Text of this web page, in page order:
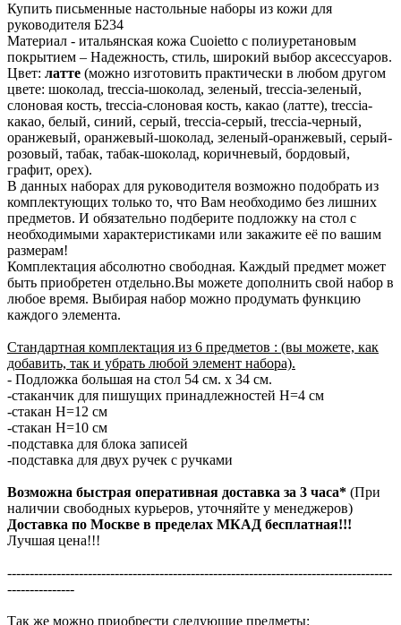
Купить письменные настольные наборы из кожи для
руководителя Б234
Материал - итальянская кожа Cuoietto с полиуретановым
покрытием – Надежность, стиль, широкий выбор аксессуаров.
Цвет: латте (можно изготовить практически в любом другом
цвете: шоколад, treccia-шоколад, зеленый, treccia-зеленый,
слоновая кость, treccia-слоновая кость, какао (латте), treccia-
какао, белый, синий, серый, treccia-серый, treccia-черный,
оранжевый, оранжевый-шоколад, зеленый-оранжевый, серый-
розовый, табак, табак-шоколад, коричневый, бордовый,
графит, орех).
В данных наборах для руководителя возможно подобрать из
комплектующих только то, что Вам необходимо без лишних
предметов. И обязательно подберите подложку на стол с
необходимыми характеристиками или закажите её по вашим
размерам!
Комплектация абсолютно свободная. Каждый предмет может
быть приобретен отдельно.Вы можете дополнить свой набор в
любое время. Выбирая набор можно продумать функцию
каждого элемента.
Стандартная комплектация из 6 предметов : (вы можете, как
добавить, так и убрать любой элемент набора).
- Подложка большая на стол 54 см. х 34 см.
-стаканчик для пишущих принадлежностей H=4 см
-стакан H=12 см
-стакан H=10 см
-подставка для блока записей
-подставка для двух ручек с ручками
Возможна быстрая оперативная доставка за 3 часа* (При
наличии свободных курьеров, уточняйте у менеджеров)
Доставка по Москве в пределах МКАД бесплатная!!!
Лучшая цена!!!
--------------------------------------------------------------------------------------
---------------
Так же можно приобрести следующие предметы: